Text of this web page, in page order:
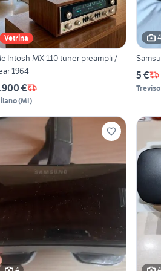
Vetrina
Intosh MX 110 tuner preampli /
1964
€
(MI)
4
5 €
Treviso